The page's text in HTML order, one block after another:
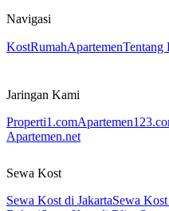
- Dekat Gembira Loka Zoo
- Dekat Terminal Giwangan
Spesifikasi Kost:
- Harga Kost Per Bulan:
- Jumlah Kamar Mandi: 4
- Kamar Mandi di Luar
Navigasi
KostRumahApartemenTentang
Jaringan Kami
Properti1.com
Apartemen.net
Sewa Kost
Sewa Kost di JakartaSewa